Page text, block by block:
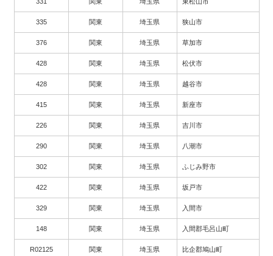
331 関東 埼玉県 東松山市
335 関東 埼玉県 狭山市
376 関東 埼玉県 草加市
428 関東 埼玉県 松伏市
428 関東 埼玉県 越谷市
415 関東 埼玉県 新座市
226 関東 埼玉県 吉川市
290 関東 埼玉県 八潮市
302 関東 埼玉県 ふじみ野市
422 関東 埼玉県 坂戸市
329 関東 埼玉県 入間市
148 関東 埼玉県 入間郡毛呂山町
R02125 関東 埼玉県 比企郡鳩山町